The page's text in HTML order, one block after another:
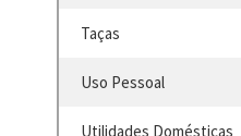
Taças
Uso Pessoal
Utilidades Domésticas